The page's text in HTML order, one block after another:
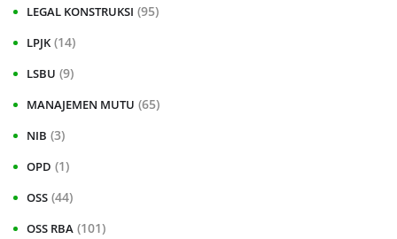
LEGAL KONSTRUKSI (95)
LPJK (14)
LSBU (9)
MANAJEMEN MUTU (65)
NIB (3)
OPD (1)
OSS (44)
OSS RBA (101)